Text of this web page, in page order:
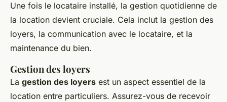
Une fois le locataire installé, la gestion quotidienne de
la location devient cruciale. Cela inclut la gestion des
loyers, la communication avec le locataire, et la
maintenance du bien.
Gestion des loyers
La gestion des loyers est un aspect essentiel de la
location entre particuliers. Assurez-vous de recevoir